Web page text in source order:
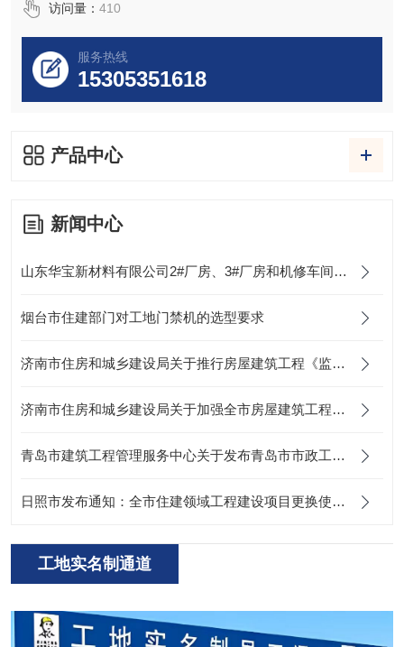
访问量： 410
服务热线
15305351618
产品中心
新闻中心
山东华宝新材料有限公司2#厂房、3#厂房和机修车间项目 应用本公司劳务实名制考勤设备
烟台市住建部门对工地门禁机的选型要求
济南市住房和城乡建设局关于推行房屋建筑工程《监理日志》电子化的通知
济南市住房和城乡建设局关于加强全市房屋建筑工程关键岗位人员到岗履职数字化监管的通知
青岛市建筑工程管理服务中心关于发布青岛市市政工程智慧工地建设费用参考计价依据的通知
日照市发布通知：全市住建领域工程建设项目更换使用山东省农民工工资支付监管平台
工地实名制通道